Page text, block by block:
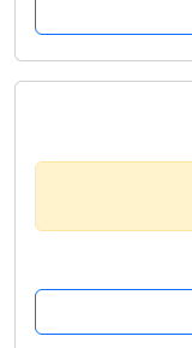
املاک و مستغلات